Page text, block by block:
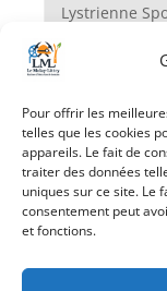
Pour offrir les
telles que les cookies
appareils. Le fait de
traiter des données
uniques sur ce site. Le
consentement peut
et fonctions.
Lystrienne
stade des
«Le
débarque